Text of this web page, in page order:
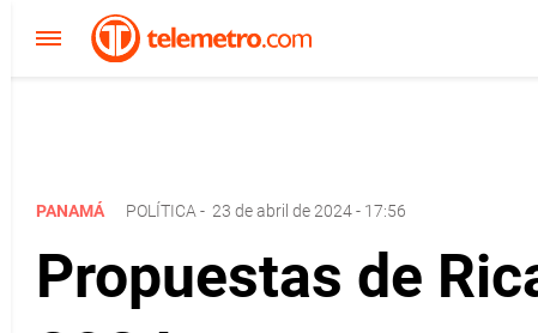
PANAMÁ POLÍTICA - 23 de abril de 2024 - 17:56
Propuestas de